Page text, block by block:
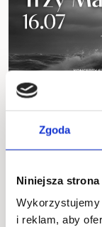
Zgoda
Niniejsza
i reklam, aby
16.07.2026
Start: